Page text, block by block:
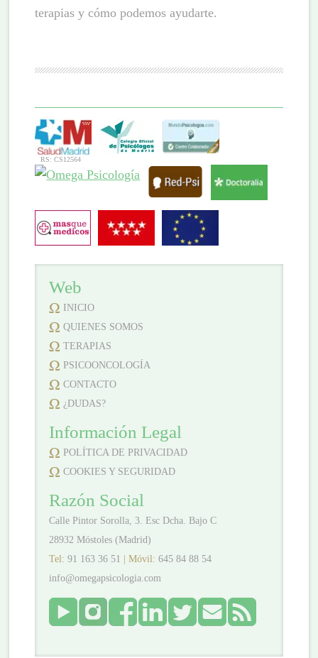
terapias y cómo podemos ayudarte.
RS: CS12564
Web
INICIO
QUIENES SOMOS
TERAPIAS
PSICOONCOLOGÍA
CONTACTO
¿DUDAS?
Información Legal
POLÍTICA DE PRIVACIDAD
COOKIES Y SEGURIDAD
Razón Social
Calle Pintor Sorolla, 3. Esc Dcha. Bajo C
28932 Móstoles (Madrid)
Tel:91 163 36 51 | Móvil:645 84 88 54
info@omegapsicologia.com